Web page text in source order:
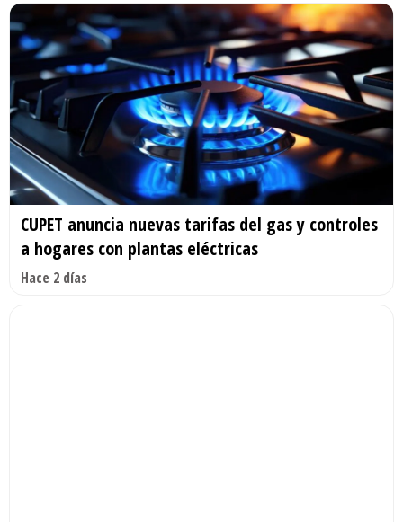
CUPET anuncia nuevas tarifas del gas y controles
a hogares con plantas eléctricas
Hace 2 días